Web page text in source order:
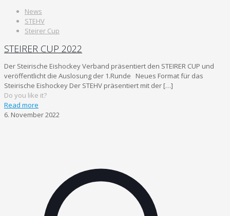
News
STEHV
Steirer Cup
STEIRER CUP 2022
Der Steirische Eishockey Verband präsentiert den STEIRER CUP und
veröffentlicht die Auslosung der 1.Runde Neues Format für das
Steirische Eishockey Der STEHV präsentiert mit der […]
Do you like it?
Read more
6. November 2022